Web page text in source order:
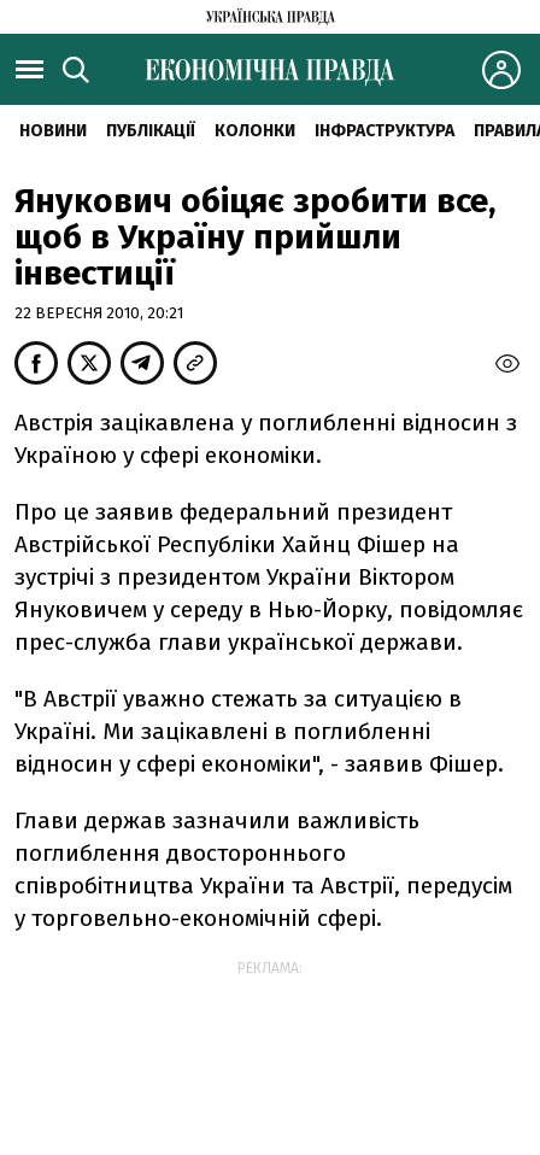
НОВИНИ ПУБЛІКАЦІЇ КОЛОНКИ ІНФРАСТРУКТУРА
Янукович обіцяє зробити все,
щоб в Україну прийшли
інвестиції
22 ВЕРЕСНЯ 2010, 20:21
Австрія зацікавлена у поглибленні відносин з
Україною у сфері економіки.
Про це заявив федеральний президент
Австрійської Республіки Хайнц Фішер на
зустрічі з президентом України Віктором
Януковичем у середу в Нью-Йорку, повідомляє
прес-служба глави української держави.
"В Австрії уважно стежать за ситуацією в
Україні. Ми зацікавлені в поглибленні
відносин у сфері економіки", - заявив Фішер.
Глави держав зазначили важливість
поглиблення двостороннього
співробітництва України та Австрії, передусім
у торговельно-економічній сфері.
РЕКЛАМА: